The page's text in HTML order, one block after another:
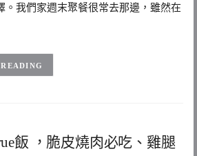
。我們家週末聚餐很常去那邊，雖然在
飯 ，脆皮燒肉必吃、雞腿